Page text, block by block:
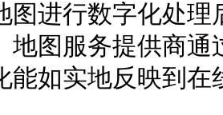
图进行数字化处
地图服务提供商
能如实地反映到在